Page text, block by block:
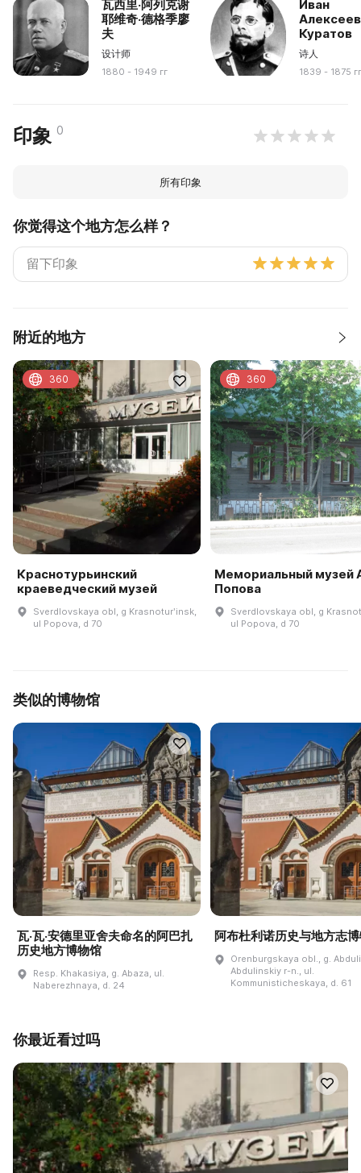
瓦西里·阿列克谢
耶维奇·德格季廖
夫
设计师
1880 - 1949 гг
Иван
Куратов
诗人
1839 - 1875
印象 0
所有印象
你觉得这个地方怎么样？
附近的地方
Краснотурьинский
краеведческий музей
Sverdlovskaya obl, g Krasnoturʹinsk,
ul Popova, d 70
360
Мемориальный музей
Попова
Sverdlovskaya obl, g
ul Popova, d 70
360
类似的博物馆
瓦·瓦·安德里亚舍夫命名的阿巴扎
历史地方博物馆
Resp. Khakasiya, g. Abaza, ul.
Naberezhnaya, d. 24
阿布杜利诺历史与地方志
Orenburgskaya obl., g.
Abdulinskiy r-n., ul.
Kommunisticheskaya, d. 61
你最近看过吗